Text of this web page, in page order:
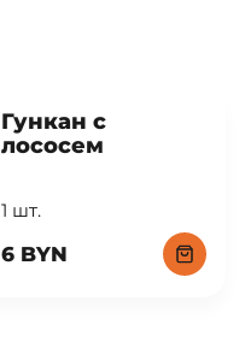
Гункан с
лососем
1 шт.
6 BYN